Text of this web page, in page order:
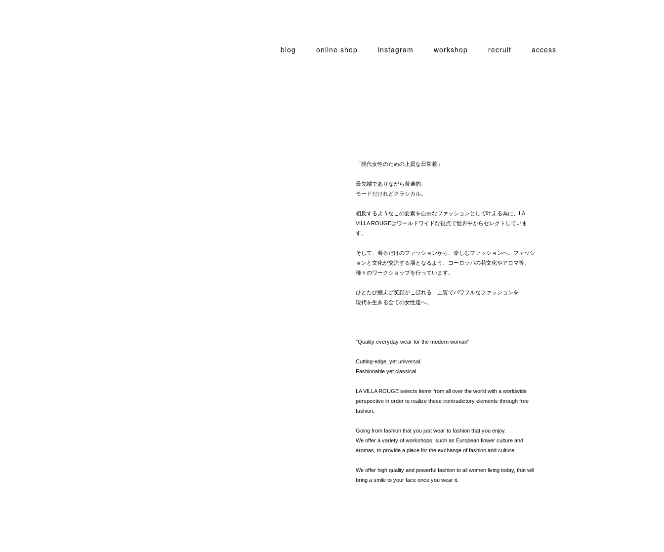
blog online shop instagram workshop recruit access
「現代女性のための上質な日常着」
最先端でありながら普遍的、
モードだけれどクラシカル。
相反するようなこの要素を自由なファッションとして叶える為に、LA
VILLA ROUGEはワールドワイドな視点で世界中からセレクトしていま
す。
そして、着るだけのファッションから、楽しむファッションへ。ファッシ
ョンと文化が交流する場となるよう、ヨーロッパの花文化やアロマ等、
種々のワークショップを行っています。
ひとたび纏えば笑顔がこぼれる、上質でパワフルなファッションを、
現代を生きる全ての女性達へ。
"Quality everyday wear for the modern woman"
Cutting-edge, yet universal.
Fashionable yet classical.
LA VILLA ROUGE selects items from all over the world with a worldwide
perspective in order to realize these contradictory elements through free
fashion.
Going from fashion that you just wear to fashion that you enjoy.
We offer a variety of workshops, such as European flower culture and
aromas, to provide a place for the exchange of fashion and culture.
We offer high quality and powerful fashion to all women living today, that will
bring a smile to your face once you wear it.